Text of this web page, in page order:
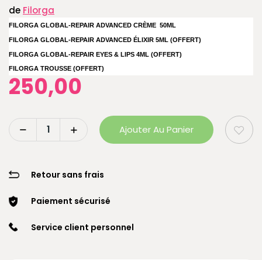
de Filorga
FILORGA GLOBAL-REPAIR ADVANCED CRÈME 50ML
FILORGA GLOBAL-REPAIR ADVANCED ÉLIXIR 5ML (OFFERT)
FILORGA GLOBAL-REPAIR EYES & LIPS 4ML (OFFERT)
FILORGA TROUSSE (OFFERT)
250,00
Ajouter Au Panier
Retour sans frais
Paiement sécurisé
Service client personnel